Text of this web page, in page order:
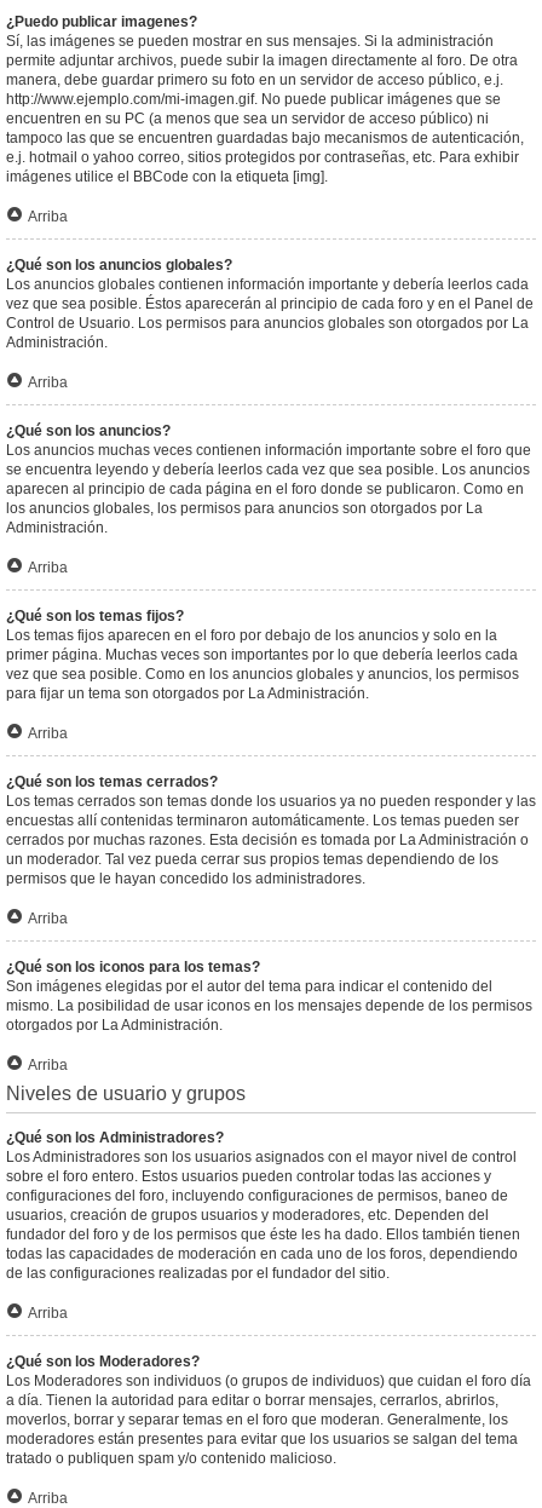
¿Puedo publicar imagenes?
Sí, las imágenes se pueden mostrar en sus mensajes. Si la administración
permite adjuntar archivos, puede subir la imagen directamente al foro. De otra
manera, debe guardar primero su foto en un servidor de acceso público, e.j.
http://www.ejemplo.com/mi-imagen.gif. No puede publicar imágenes que se
encuentren en su PC (a menos que sea un servidor de acceso público) ni
tampoco las que se encuentren guardadas bajo mecanismos de autenticación,
e.j. hotmail o yahoo correo, sitios protegidos por contraseñas, etc. Para exhibir
imágenes utilice el BBCode con la etiqueta [img].
Arriba
¿Qué son los anuncios globales?
Los anuncios globales contienen información importante y debería leerlos cada
vez que sea posible. Éstos aparecerán al principio de cada foro y en el Panel de
Control de Usuario. Los permisos para anuncios globales son otorgados por La
Administración.
Arriba
¿Qué son los anuncios?
Los anuncios muchas veces contienen información importante sobre el foro que
se encuentra leyendo y debería leerlos cada vez que sea posible. Los anuncios
aparecen al principio de cada página en el foro donde se publicaron. Como en
los anuncios globales, los permisos para anuncios son otorgados por La
Administración.
Arriba
¿Qué son los temas fijos?
Los temas fijos aparecen en el foro por debajo de los anuncios y solo en la
primer página. Muchas veces son importantes por lo que debería leerlos cada
vez que sea posible. Como en los anuncios globales y anuncios, los permisos
para fijar un tema son otorgados por La Administración.
Arriba
¿Qué son los temas cerrados?
Los temas cerrados son temas donde los usuarios ya no pueden responder y las
encuestas allí contenidas terminaron automáticamente. Los temas pueden ser
cerrados por muchas razones. Esta decisión es tomada por La Administración o
un moderador. Tal vez pueda cerrar sus propios temas dependiendo de los
permisos que le hayan concedido los administradores.
Arriba
¿Qué son los iconos para los temas?
Son imágenes elegidas por el autor del tema para indicar el contenido del
mismo. La posibilidad de usar iconos en los mensajes depende de los permisos
otorgados por La Administración.
Arriba
Niveles de usuario y grupos
¿Qué son los Administradores?
Los Administradores son los usuarios asignados con el mayor nivel de control
sobre el foro entero. Estos usuarios pueden controlar todas las acciones y
configuraciones del foro, incluyendo configuraciones de permisos, baneo de
usuarios, creación de grupos usuarios y moderadores, etc. Dependen del
fundador del foro y de los permisos que éste les ha dado. Ellos también tienen
todas las capacidades de moderación en cada uno de los foros, dependiendo
de las configuraciones realizadas por el fundador del sitio.
Arriba
¿Qué son los Moderadores?
Los Moderadores son individuos (o grupos de individuos) que cuidan el foro día
a día. Tienen la autoridad para editar o borrar mensajes, cerrarlos, abrirlos,
moverlos, borrar y separar temas en el foro que moderan. Generalmente, los
moderadores están presentes para evitar que los usuarios se salgan del tema
tratado o publiquen spam y/o contenido malicioso.
Arriba